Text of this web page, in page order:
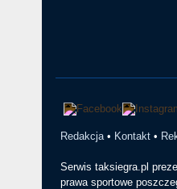
Redakcja• Kontakt•
Serwis taksiegra.pl
prawa sportowe